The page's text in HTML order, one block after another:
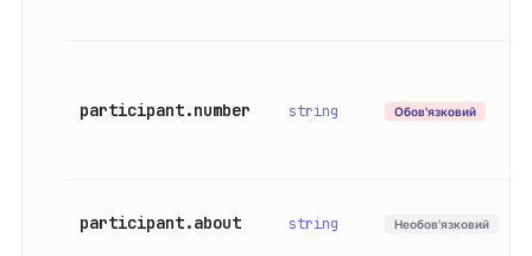
participant.number string Обов'язковий
participant.about string Необов'язковий